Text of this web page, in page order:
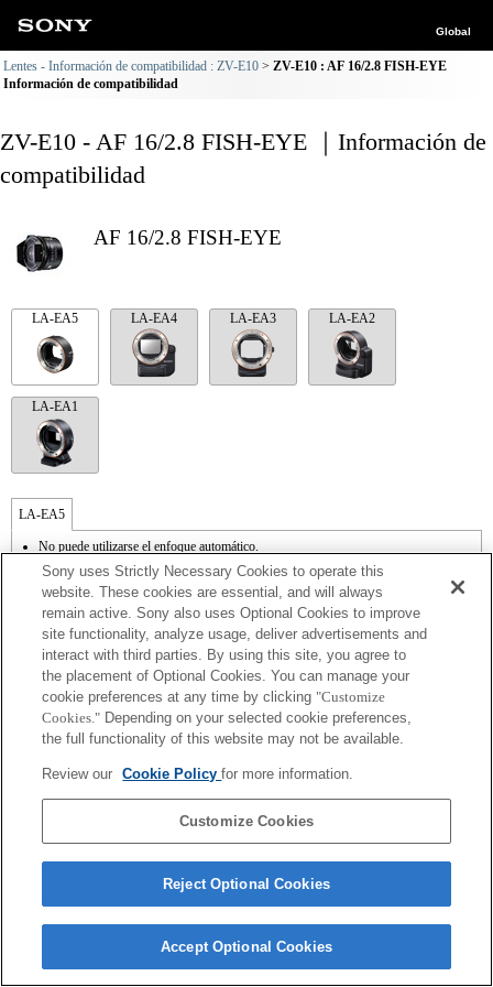
Global
Lentes - Información de compatibilidad : ZV-E10
ZV-E10 : AF 16/2.8 FISH-EYE
Información de compatibilidad
ZV-E10 - AF 16/2.8 FISH-EYE ｜Información de
compatibilidad
AF 16/2.8 FISH-EYE
LA-EA5 LA-EA4 LA-EA3 LA-EA2
LA-EA1
LA-EA5
No puede utilizarse el enfoque automático.
Disponible con un adaptador de monturas
El sonido de control del diafragma se graba con el micrófono interno.
Outside the A (Aperture priority), S (Shutter priority), and M (Manual) modes, the
shutter speed and the aperture can not be adjusted during the movie recording.
En función de las condiciones de grabación, el brillo de la imagen puede no ser
uniforme. Cambia la función [Front Curtain Shutter/Obturador de cortinilla frontal] a
[Off/Apagado].
Si acoplas la [lente del tipo A-mount] usando un Adaptador Mount, la función de
ayuda MF no funciona automáticamente cuando giras el anillo del foco. Puedes
agrandar la imagen seleccionando la función [Focus Magnifier/Lupa de foco] o la
función [MF Assist/Ayuda MF] a cualquier tecla en las "opciones personalizadas".
La función SteadyShot no responde cuando SteadyShot está ajustado a [Estándar].
Terms of Use Contact Us
Sony uses Strictly Necessary Cookies to operate this
website. These cookies are essential, and will always
remain active. Sony also uses Optional Cookies to improve
site functionality, analyze usage, deliver advertisements and
interact with third parties. By using this site, you agree to
the placement of Optional Cookies. You can manage your
cookie preferences at any time by clicking "Customize
Cookies." Depending on your selected cookie preferences,
the full functionality of this website may not be available.
Review our Cookie Policyfor more information.
Customize Cookies
Reject Optional Cookies
Accept Optional Cookies